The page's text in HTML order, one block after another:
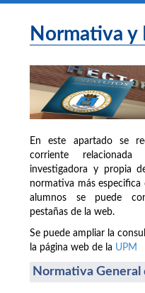
Normativa y
En este apartado se
corriente
investigadora y propia
normativa más especifica
alumnos se puede
pestañas de la web.
Se puede ampliar la
la página web de la UPM
Normativa General